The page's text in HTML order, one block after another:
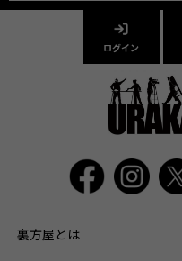
ログイン
裏方屋とは